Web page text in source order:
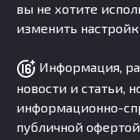
вы не хотите
изменить
Информация,
новости и статьи,
информационно-
публичной